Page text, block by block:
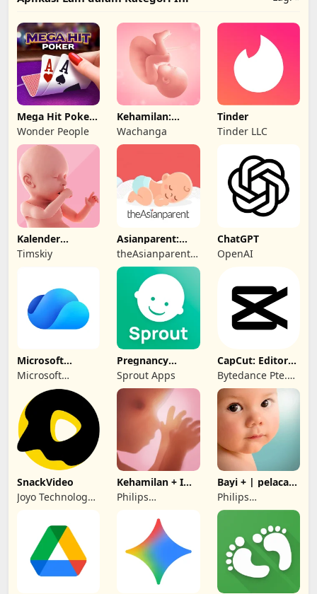
Mega Hit Poker:
Texas Holdem
Wonder People
Kehamilan:
kalender masa
subur
Wachanga
Tinder
Tinder LLC
Kalender
Kehamilan
Timskiy
Asianparent:
Kehamilan &
Bayi
theAsianparent -
largest
pregnancy &
parenting app
ChatGPT
OpenAI
Microsoft
OneDrive
Microsoft
Corporation
Pregnancy
Tracker by
Sprout
Sprout Apps
CapCut: Editor
Foto & Video
Bytedance Pte.
Ltd.
SnackVideo
Joyo Technology
Kehamilan + I
Aplikasi pelacak
Philips
Bayi + | pelacak
bayi Anda
Philips
Electronics UK